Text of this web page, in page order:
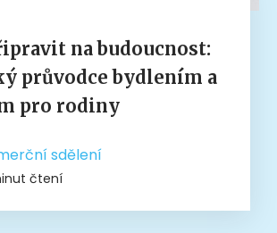
na budoucnost:
průvodce bydlením a
pro rodiny
sdělení
čtení